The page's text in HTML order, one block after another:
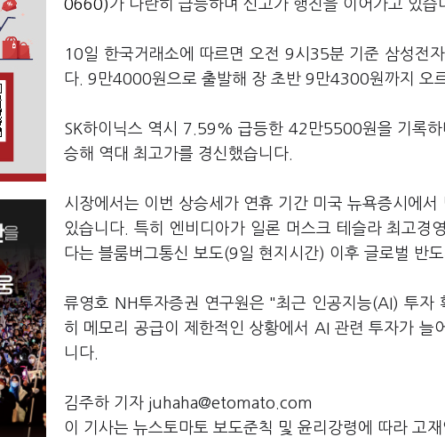
0660)가 나란히 급등하며 신고가 행진을 이어가고 있습
10일 한국거래소에 따르면 오전 9시35분 기준 삼성전
다. 9만4000원으로 출발해 장 초반 9만4300원까지 오
SK하이닉스 역시 7.59% 급등한 42만5500원을 기록
승해 역대 최고가를 경신했습니다.
시장에서는 이번 상승세가 연휴 기간 미국 뉴욕증시에
있습니다. 특히 엔비디아가 일론 머스크 테슬라 최고
다는 블룸버그통신 보도(9일 현지시간) 이후 글로벌 반
류영호 NH투자증권 연구원은 "최근 인공지능(AI) 투자
히 메모리 공급이 제한적인 상황에서 AI 관련 투자가
니다.
김주하 기자 juhaha@etomato.com
이 기사는 뉴스토마토 보도준칙 및 윤리강령에 따라 고